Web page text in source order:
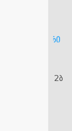
ცენტრი
ქ. 2ბ